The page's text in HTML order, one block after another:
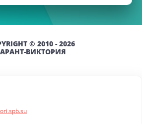
© 2010 - 2026
ВИКТОРИЯ